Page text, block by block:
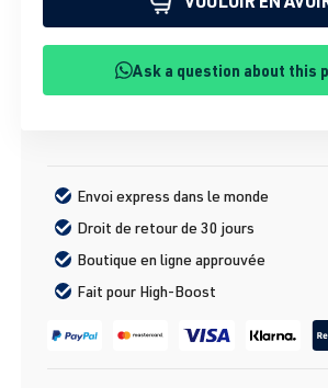
Ask a question about this
Envoi express dans le monde
Droit de retour de 30 jours
Boutique en ligne approuvée
Fait pour High-Boost